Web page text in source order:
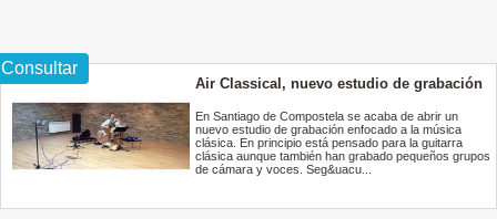
Consultar
Air Classical, nuevo estudio de grabación
En Santiago de Compostela se acaba de abrir un
nuevo estudio de grabación enfocado a la música
clásica. En principio está pensado para la guitarra
clásica aunque también han grabado pequeños grupos
de cámara y voces. Seg&uacu...